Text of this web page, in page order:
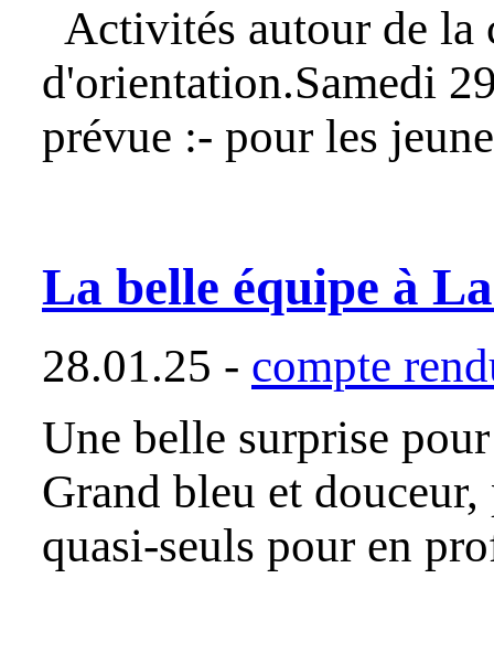
Activités autour de la
d'orientation.Samedi
prévue :- pour les
La belle équipe à
28.01.25 - compte
Une belle surprise
Grand bleu et
quasi-seuls pour en